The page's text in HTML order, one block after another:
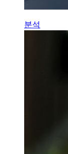
분석